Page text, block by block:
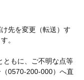
先を変更（転送）す
。
ともに、ご不明な点等
0570-200-000）へ直